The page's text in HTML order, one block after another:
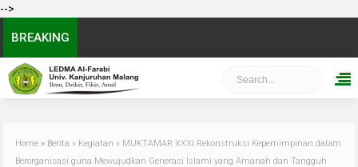
-->
BREAKING
Home » Berita » Kegiatan » MUKTAMAR XXXI Rekonstruksi Kepemimpinan dalam
Berorganisasi guna Mewujudkan Generasi Islami yang Amanah dan Tangguh